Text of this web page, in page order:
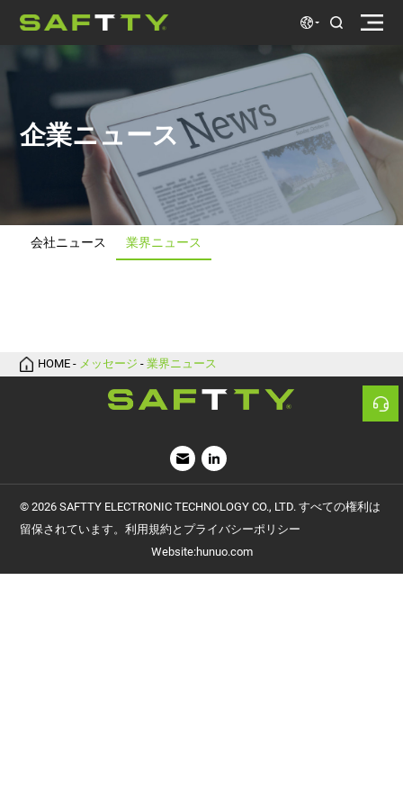
企業ニュース
会社ニュース 業界ニュース
HOME - メッセージ -業界ニュース
留保されています。利用規約とプライバシーポリシー
Website:hunuo.com